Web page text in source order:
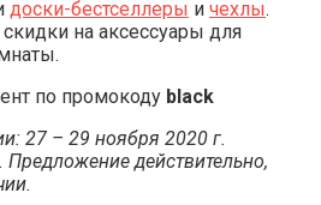
доски-бестселлеры и чехлы.
на аксессуары для
по промокоду black
27 – 29 ноября 2020 г.
действительно,